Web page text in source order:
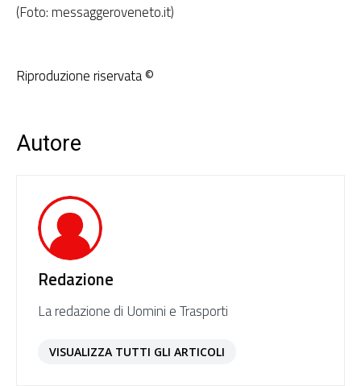
(Foto: messaggeroveneto.it)
Riproduzione riservata ©
Autore
Redazione
La redazione di Uomini e Trasporti
VISUALIZZA TUTTI GLI ARTICOLI